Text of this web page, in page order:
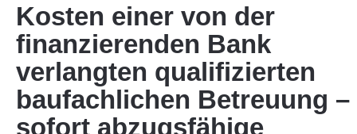
Kosten einer von der
finanzierenden Bank
verlangten qualifizierten
baufachlichen Betreuung –
sofort abzugsfähige